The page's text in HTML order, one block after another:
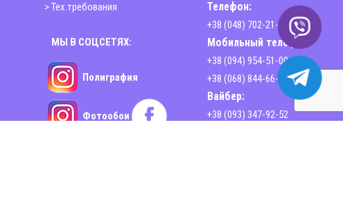
> Тех.требования
МЫ В СОЦСЕТЯХ:
Полиграфия
Фотообои
Телефон:
+38 (048) 702-21-00
Мобильный телефон:
+38 (094) 954-51-00
+38 (068) 844-66-44
Вайбер:
+38 (093) 347-92-52